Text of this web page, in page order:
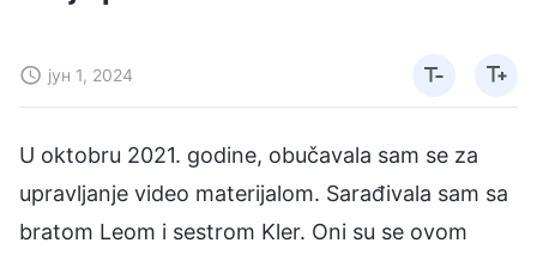
јун 1, 2024
U oktobru 2021. godine, obučavala sam se za
upravljanje video materijalom. Sarađivala sam sa
bratom Leom i sestrom Kler. Oni su se ovom